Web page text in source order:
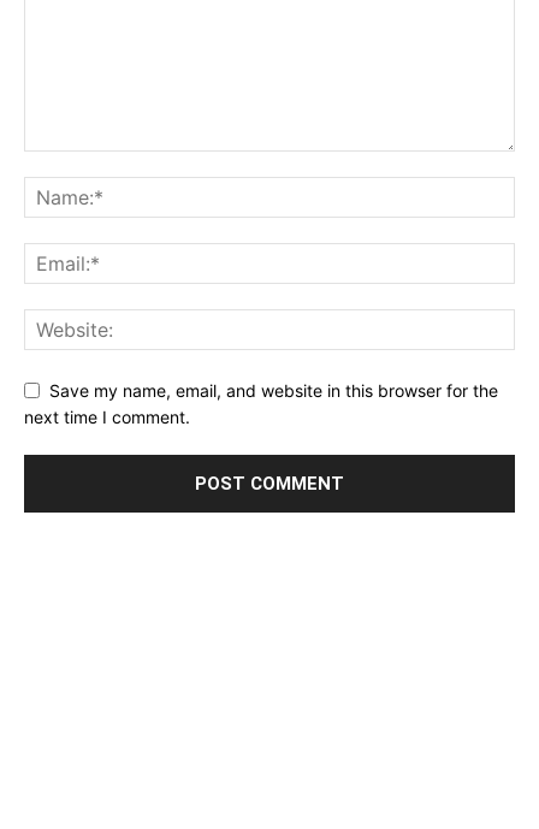
Save my name, email, and website in this browser for the
next time I comment.